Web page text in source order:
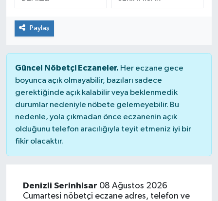
Paylaş
Güncel Nöbetçi Eczaneler. Her eczane gece
boyunca açık olmayabilir, bazıları sadece
gerektiğinde açık kalabilir veya beklenmedik
durumlar nedeniyle nöbete gelemeyebilir. Bu
nedenle, yola çıkmadan önce eczanenin açık
olduğunu telefon aracılığıyla teyit etmeniz iyi bir
fikir olacaktır.
Denizli Serinhisar 08 Ağustos 2026
Cumartesi nöbetçi eczane adres, telefon ve
HABERDE İNSAN
BİLİM VE TEKNOLOJİ
KAMPANYALAR
KÜLTÜR-SANAT
ÖZEL HABER